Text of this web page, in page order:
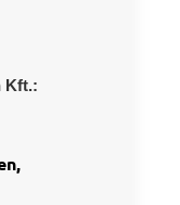
Kft.:
,